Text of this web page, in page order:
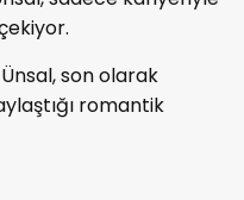
son olarak
romantik